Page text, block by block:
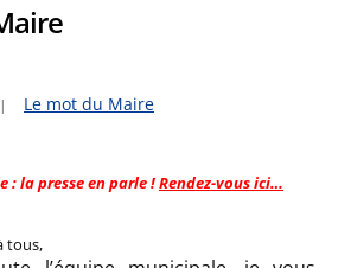
Le mot du Maire
: la presse en parle !Rendez-vous ici…
tous,